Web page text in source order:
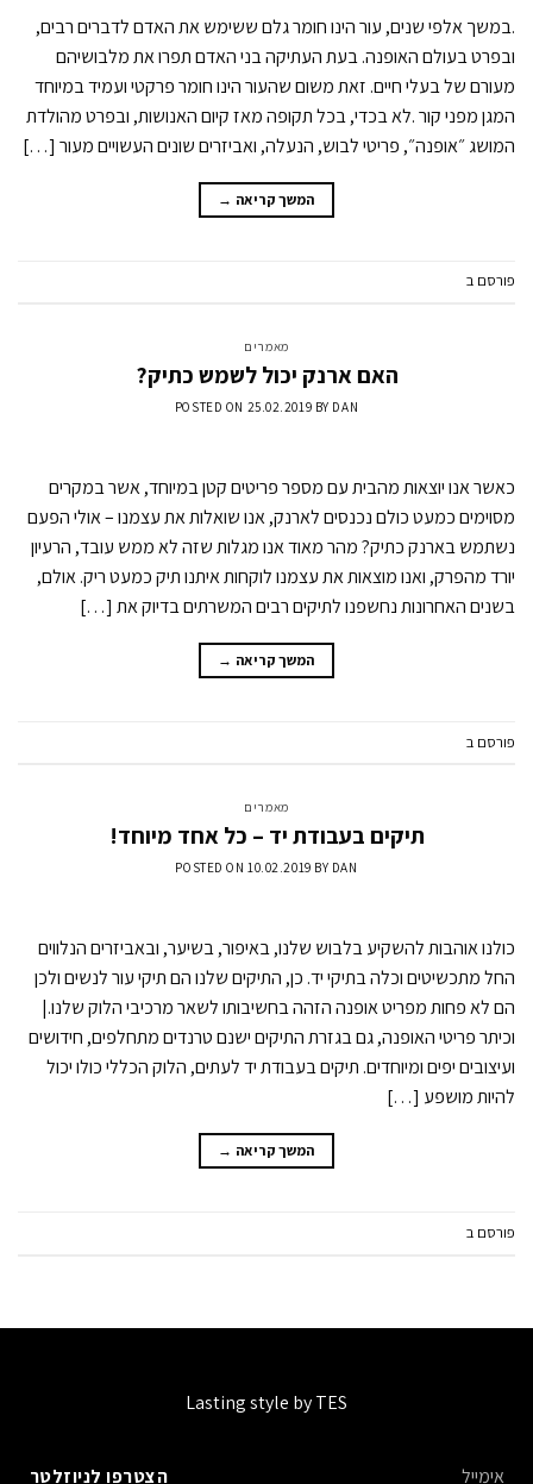
.במשך אלפי שנים, עור הינו חומר גלם ששימש את האדם לדברים רבים,
ובפרט בעולם האופנה. בעת העתיקה בני האדם תפרו את מלבושיהם
מעורם של בעלי חיים. זאת משום שהעור הינו חומר פרקטי ועמיד במיוחד
המגן מפני קור .לא בכדי, בכל תקופה מאז קיום האנושות, ובפרט מהולדת
המושג ״אופנה״, פריטי לבוש, הנעלה, ואביזרים שונים העשויים מעור […]
המשך קריאה →
פורסם ב
מאמרים
האם ארנק יכול לשמש כתיק?
POSTED ON 25.02.2019 BY DAN
כאשר אנו יוצאות מהבית עם מספר פריטים קטן במיוחד, אשר במקרים
מסוימים כמעט כולם נכנסים לארנק, אנו שואלות את עצמנו – אולי הפעם
נשתמש בארנק כתיק? מהר מאוד אנו מגלות שזה לא ממש עובד, הרעיון
יורד מהפרק, ואנו מוצאות את עצמנו לוקחות איתנו תיק כמעט ריק. אולם,
בשנים האחרונות נחשפנו לתיקים רבים המשרתים בדיוק את […]
המשך קריאה →
פורסם ב
מאמרים
תיקים בעבודת יד – כל אחד מיוחד!
POSTED ON10.02.2019 BY DAN
כולנו אוהבות להשקיע בלבוש שלנו, באיפור, בשיער, ובאביזרים הנלווים
החל מתכשיטים וכלה בתיקי יד. כן, התיקים שלנו הם תיקי עור לנשים ולכן
הם לא פחות מפריט אופנה הזהה בחשיבותו לשאר מרכיבי הלוק שלנו.|
וכיתר פריטי האופנה, גם בגזרת התיקים ישנם טרנדים מתחלפים, חידושים
ועיצובים יפים ומיוחדים. תיקים בעבודת יד לעתים, הלוק הכללי כולו יכול
להיות מושפע […]
המשך קריאה →
פורסם ב
Lasting style by TES